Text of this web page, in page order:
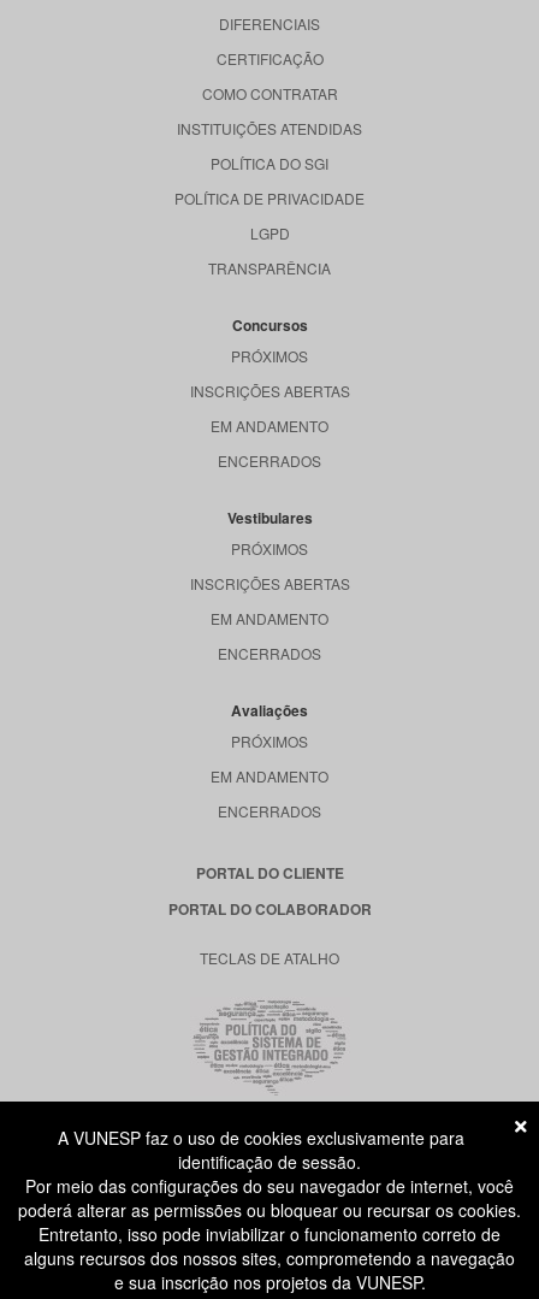
DIFERENCIAIS
CERTIFICAÇÃO
COMO CONTRATAR
INSTITUIÇÕES ATENDIDAS
POLÍTICA DO SGI
POLÍTICA DE PRIVACIDADE
LGPD
TRANSPARÊNCIA
Concursos
PRÓXIMOS
INSCRIÇÕES ABERTAS
EM ANDAMENTO
ENCERRADOS
Vestibulares
PRÓXIMOS
INSCRIÇÕES ABERTAS
EM ANDAMENTO
ENCERRADOS
Avaliações
PRÓXIMOS
EM ANDAMENTO
ENCERRADOS
PORTAL DO CLIENTE
PORTAL DO COLABORADOR
TECLAS DE ATALHO
RUA DONA GERMAINE BURCHARD, 515
ÁGUA BRANCA - SÃO PAULO SP
CEP: 05002-062
ATENDIMENTO AO CANDIDATO
A VUNESP faz o uso de cookies exclusivamente para
identificação de sessão.
Por meio das configurações do seu navegador de internet, você
poderá alterar as permissões ou bloquear ou recursar os cookies.
Entretanto, isso pode inviabilizar o funcionamento correto de
alguns recursos dos nossos sites, comprometendo a navegação
e sua inscrição nos projetos da VUNESP.